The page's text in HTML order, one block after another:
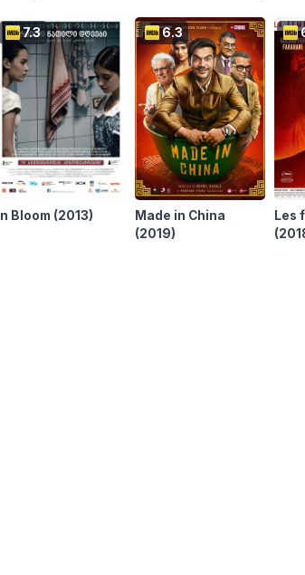
7.3
In Bloom (2013)
6.3
Made in China
(2019)
Les